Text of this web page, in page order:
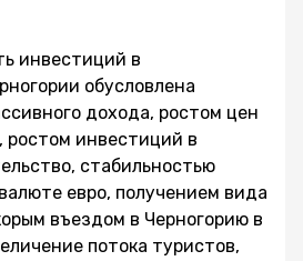
инвестиций в
обусловлена
дохода, ростом цен
инвестиций в
стабильностью
евро, получением вида
въездом в Черногорию в
потока туристов,